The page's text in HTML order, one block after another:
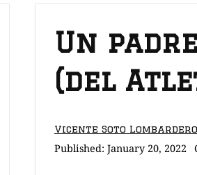
Un
(del
Vicente Soto Lombardero
Published: January 20, 2022